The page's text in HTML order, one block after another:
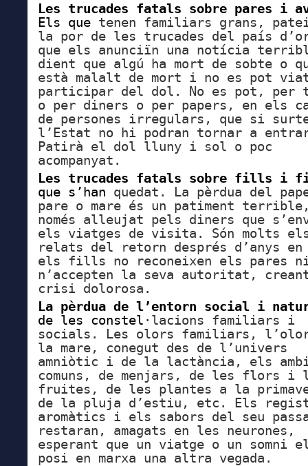
Les trucades fatals sobre pares i
Els que tenen familiars grans,
la por de les trucades del país
que els anunciïn una notícia
dient que algú ha mort de sobte o
està malalt de mort i no es pot
participar del dol. No es pot, per
o per diners o per papers, en els
de persones irregulars, que si
l’Estat no hi podran tornar a
Patirà el dol lluny i sol o poc
acompanyat.
Les trucades fatals sobre fills i
que s’han quedat. La pèrdua del
pare o mare és un patiment
només alleujat pels diners que
els viatges de visita. Són molts
relats del retorn després d’anys en
els fills no reconeixen els pares
n’accepten la seva autoritat,
crisi dolorosa.
La pèrdua de l’entorn social i
de les constel ·lacions familiars i
socials. Les olors familiars,
la mare, conegut des de l’univers
amniòtic i de la lactància, els
comuns, de menjars, de les flors i
fruites, de les plantes a la
de la pluja d’estiu, etc. Els
aromàtics i els sabors del seu
restaran, amagats en les neurones,
esperant que un viatge o un somni
posi en marxa una altra vegada.